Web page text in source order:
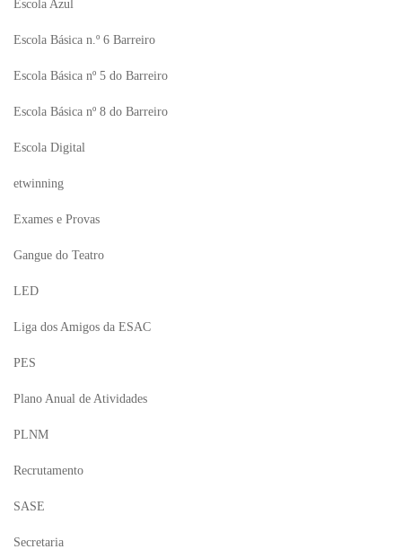
Escola Azul
Escola Básica n.º 6 Barreiro
Escola Básica nº 5 do Barreiro
Escola Básica nº 8 do Barreiro
Escola Digital
etwinning
Exames e Provas
Gangue do Teatro
LED
Liga dos Amigos da ESAC
PES
Plano Anual de Atividades
PLNM
Recrutamento
SASE
Secretaria